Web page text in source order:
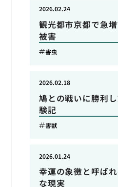
観光都市京都で急
被害
2026.02.24
害虫
鳩との戦いに勝利
験記
2026.02.18
害獣
幸運の象徴と呼ば
な現実
2026.01.24